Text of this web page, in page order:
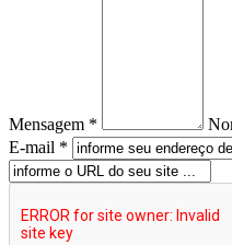
Mensagem *
E-mail *